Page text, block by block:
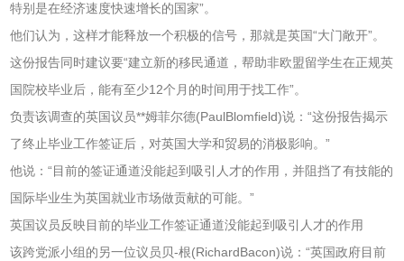
特别是在经济速度快速增长的国家”。
他们认为，这样才能释放一个积极的信号，那就是英国“大门敞开”。
这份报告同时建议要“建立新的移民通道，帮助非欧盟留学生在正规英
国院校毕业后，能有至少12个月的时间用于找工作”。
负责该调查的英国议员**姆菲尔德(PaulBlomfield)说：“这份报告揭示
了终止毕业工作签证后，对英国大学和贸易的消极影响。”
他说：“目前的签证通道没能起到吸引人才的作用，并阻挡了有技能的
国际毕业生为英国就业市场做贡献的可能。”
英国议员反映目前的毕业工作签证通道没能起到吸引人才的作用
该跨党派小组的另一位议员贝-根(RichardBacon)说：“英国政府目前